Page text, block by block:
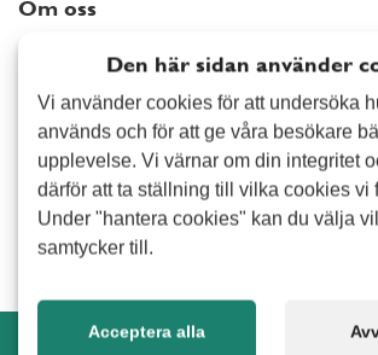
Borlänge
Danderyd
Ekerö
Enköping
Eskilstuna
Fagersta
Falkenberg
Tapetsering
Övrig hantverkstjänst
Hemmet
Hemservice
Städning/Flyttstädning
Övrig tjänst i hemmet
Trädgård
Snöskottning
Om oss
seniorbemanning. Verksamheten
idag kontor på ett 30-tal orter i Sverige. Vi
pensionärer varierande uppdrag både
företagsmarknaden. Som anställd på
själv vilka uppdrag du vill utföra samt i
vill jobba.
Den här sidan använder
Vi använder cookies för att undersöka
används och för att ge våra besökare
upplevelse. Vi värnar om din integritet
därför att ta ställning till vilka cookies vi
Under "hantera cookies" kan du välja
samtycker till.
Acceptera alla